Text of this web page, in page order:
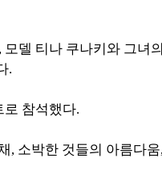
델 티나 쿠나키와 그녀
.
로 참석했다.
소박한 것들의 아름다